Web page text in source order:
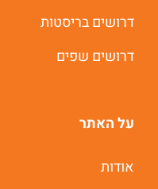
דרושים בריסטות
דרושים שפים
על האתר
אודות